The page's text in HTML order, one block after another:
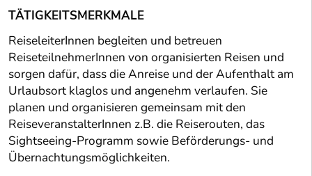
TÄTIGKEITSMERKMALE
ReiseleiterInnen begleiten und betreuen
ReiseteilnehmerInnen von organisierten Reisen und
sorgen dafür, dass die Anreise und der Aufenthalt am
Urlaubsort klaglos und angenehm verlaufen. Sie
planen und organisieren gemeinsam mit den
ReiseveranstalterInnen z.B. die Reiserouten, das
Sightseeing-Programm sowie Beförderungs- und
Übernachtungsmöglichkeiten.